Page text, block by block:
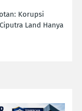
Korupsi
Land Hanya